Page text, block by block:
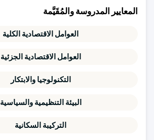
المعايير المدروسة والمُقَيَّمة
العوامل الاقتصادية الكلية
العوامل الاقتصادية الجزئية
التكنولوجيا والابتكار
البيئة التنظيمية والسياسية
التركيبة السكانية